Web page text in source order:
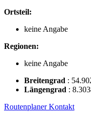
Ortsteil:
keine Angabe
Regionen:
keine Angabe
Breitengrad :
Längengrad :
RoutenplanerKontakt